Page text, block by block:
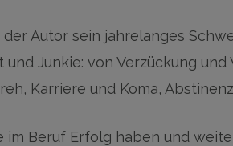
Autor sein jahrelanges
Junkie: von Verzückung und
Karriere und Koma,
im Beruf Erfolg haben und